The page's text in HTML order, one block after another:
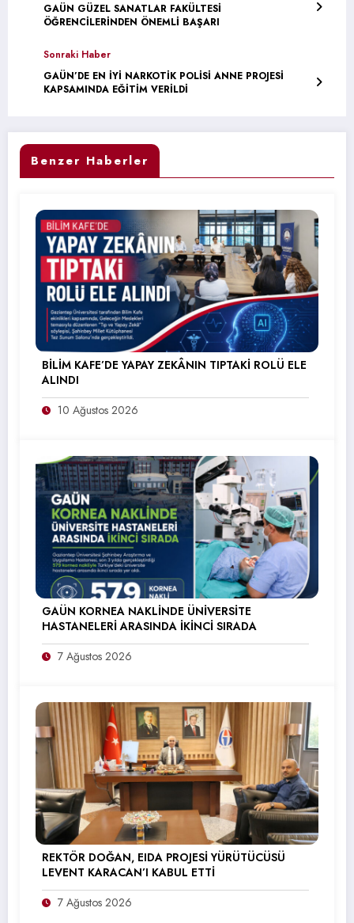
GAÜN GÜZEL SANATLAR FAKÜLTESİ
ÖĞRENCİLERİNDEN ÖNEMLİ BAŞARI
Sonraki Haber
GAÜN’DE EN İYİ NARKOTİK POLİSİ ANNE PROJESİ
KAPSAMINDA EĞİTİM VERİLDİ
Benzer Haberler
BİLİM KAFE’DE YAPAY ZEKÂNIN TIPTAKİ ROLÜ ELE
ALINDI
10 Ağustos 2026
GAÜN KORNEA NAKLİNDE ÜNİVERSİTE
HASTANELERİ ARASINDA İKİNCİ SIRADA
7 Ağustos 2026
REKTÖR DOĞAN, EIDA PROJESİ YÜRÜTÜCÜSÜ
LEVENT KARACAN’I KABUL ETTİ
7 Ağustos 2026